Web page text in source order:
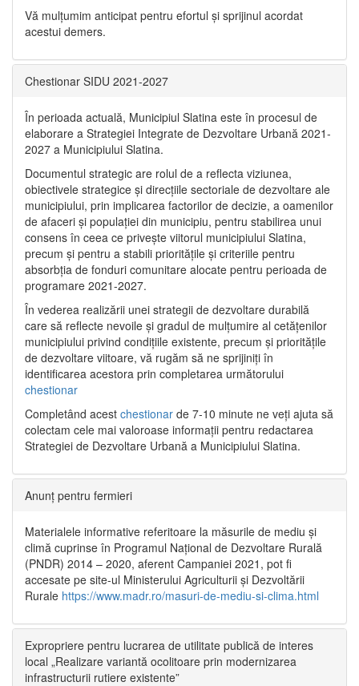
Vă mulţumim anticipat pentru efortul şi sprijinul acordat
acestui demers.
Chestionar SIDU 2021-2027
În perioada actuală, Municipiul Slatina este în procesul de
elaborare a Strategiei Integrate de Dezvoltare Urbană 2021‐
2027 a Municipiului Slatina.
Documentul strategic are rolul de a reflecta viziunea,
obiectivele strategice și direcțiile sectoriale de dezvoltare ale
municipiului, prin implicarea factorilor de decizie, a oamenilor
de afaceri și populației din municipiu, pentru stabilirea unui
consens în ceea ce privește viitorul municipiului Slatina,
precum și pentru a stabili prioritățile și criteriile pentru
absorbția de fonduri comunitare alocate pentru perioada de
programare 2021-2027.
În vederea realizării unei strategii de dezvoltare durabilă
care să reflecte nevoile și gradul de mulțumire al cetățenilor
municipiului privind condițiile existente, precum și prioritățile
de dezvoltare viitoare, vă rugăm să ne sprijiniți în
identificarea acestora prin completarea următorului
chestionar
Completând acest chestionar de 7-10 minute ne veți ajuta să
colectam cele mai valoroase informații pentru redactarea
Strategiei de Dezvoltare Urbană a Municipiului Slatina.
Anunț pentru fermieri
Materialele informative referitoare la măsurile de mediu și
climă cuprinse în Programul Național de Dezvoltare Rurală
(PNDR) 2014 – 2020, aferent Campaniei 2021, pot fi
accesate pe site-ul Ministerului Agriculturii și Dezvoltării
Rurale https://www.madr.ro/masuri-de-mediu-si-clima.html
Expropriere pentru lucrarea de utilitate publică de interes
local „Realizare variantă ocolitoare prin modernizarea
infrastructurii rutiere existente”